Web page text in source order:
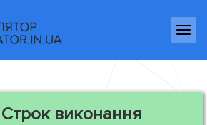
Строк виконання